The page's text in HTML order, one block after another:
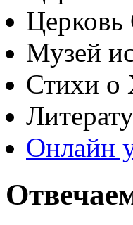
Церковь
Музей
Стихи о
Онлайн